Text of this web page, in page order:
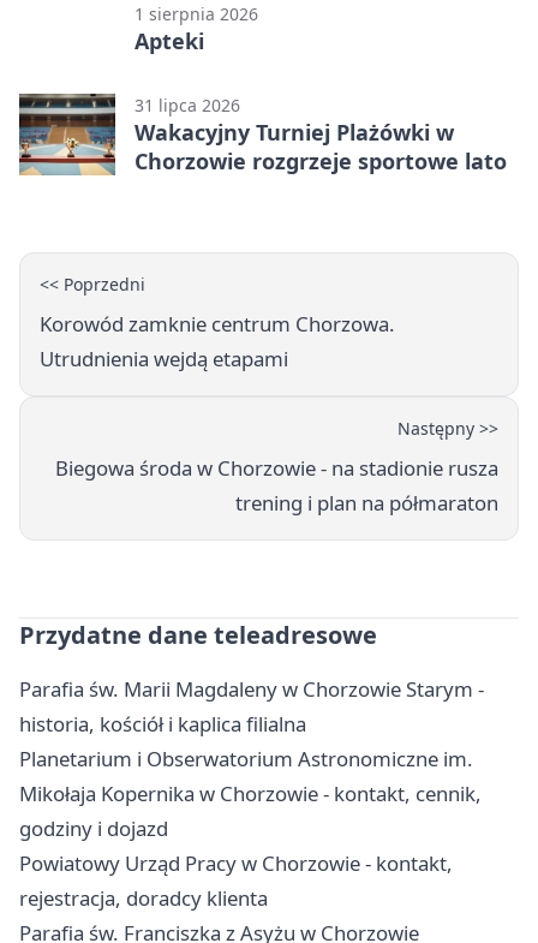
1 sierpnia 2026
Apteki
31 lipca 2026
Wakacyjny Turniej Plażówki w
Chorzowie rozgrzeje sportowe lato
<< Poprzedni
Korowód zamknie centrum Chorzowa.
Utrudnienia wejdą etapami
Następny >>
Biegowa środa w Chorzowie - na stadionie rusza
trening i plan na półmaraton
Przydatne dane teleadresowe
Parafia św. Marii Magdaleny w Chorzowie Starym -
historia, kościół i kaplica filialna
Planetarium i Obserwatorium Astronomiczne im.
Mikołaja Kopernika w Chorzowie - kontakt, cennik,
godziny i dojazd
Powiatowy Urząd Pracy w Chorzowie - kontakt,
rejestracja, doradcy klienta
Parafia św. Franciszka z Asyżu w Chorzowie